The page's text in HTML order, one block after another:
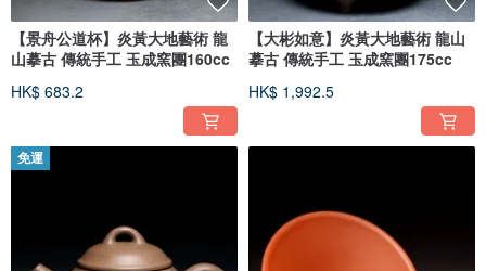
【景舟公道杯】炎黃大地藝術 龍
山摹古 傳統手工 玉成窯團160cc
HK$ 683.2
【大彬如意】炎黃大地藝術 龍山
摹古 傳統手工 玉成窯團175cc
HK$ 1,992.5
免運